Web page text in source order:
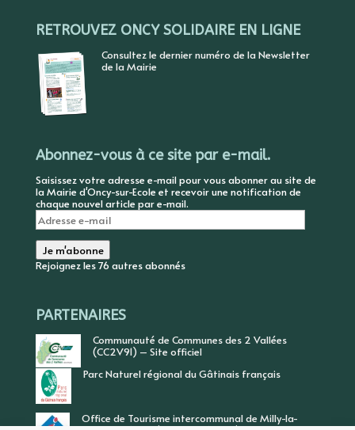
RETROUVEZ ONCY SOLIDAIRE EN LIGNE
Consultez le dernier numéro de la Newsletter
de la Mairie
Abonnez-vous à ce site par e-mail.
Saisissez votre adresse e-mail pour vous abonner au site de
la Mairie d'Oncy-sur-Ecole et recevoir une notification de
chaque nouvel article par e-mail.
Adresse
e-
mail
Je m'abonne
Rejoignez les 76 autres abonnés
PARTENAIRES
Communauté de Communes des 2 Vallées
(CC2V91) – Site officiel
Parc Naturel régional du Gâtinais français
Office de Tourisme intercommunal de Milly-la-